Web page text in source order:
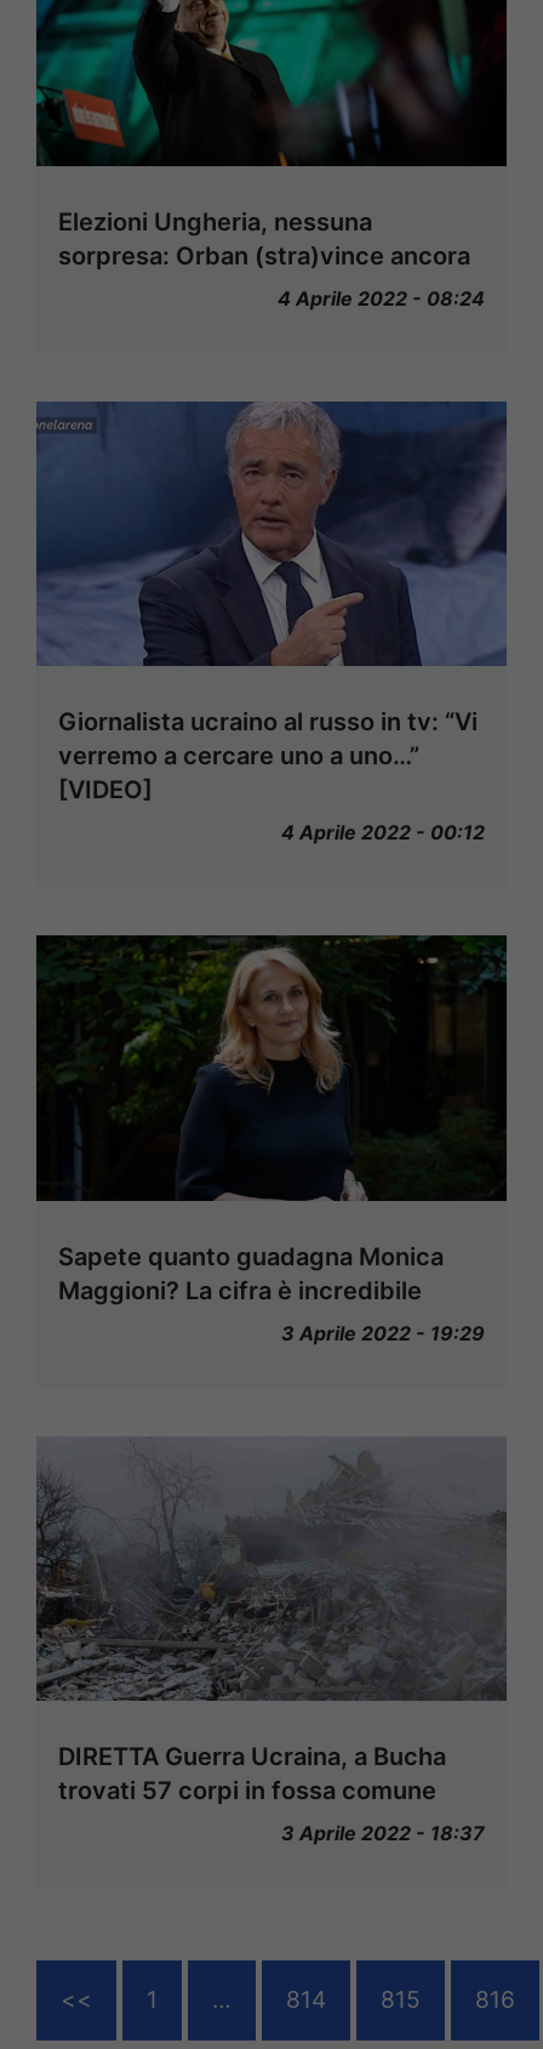
Elezioni Ungheria, nessuna
sorpresa: Orban (stra)vince ancora
4 Aprile 2022 - 08:24
Giornalista ucraino al russo in tv: “Vi
verremo a cercare uno a uno…”
[VIDEO]
4 Aprile 2022 - 00:12
Sapete quanto guadagna Monica
Maggioni? La cifra è incredibile
3 Aprile 2022 - 19:29
DIRETTA Guerra Ucraina, a Bucha
trovati 57 corpi in fossa comune
3 Aprile 2022 - 18:37
<< 1 … 814 815 816